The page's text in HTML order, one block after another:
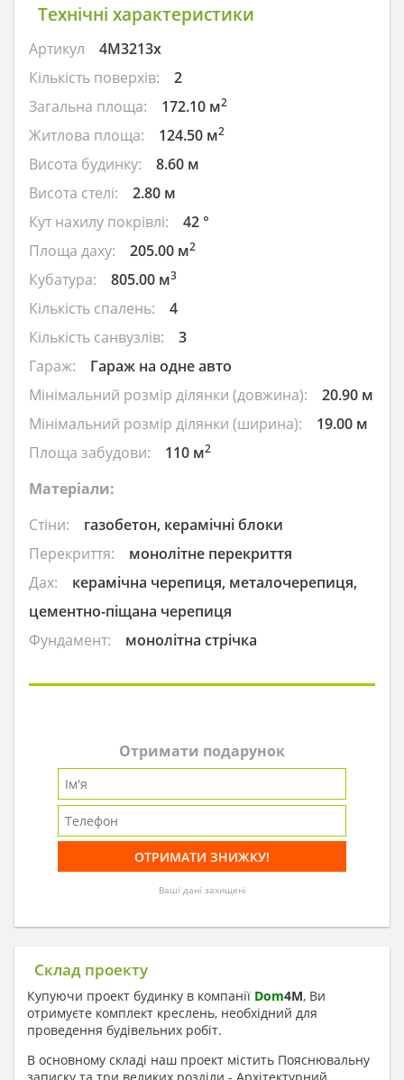
Технічні характеристики
Артикул
4M3213x
Кількість поверхів:
2
Загальна площа:
172.10 м2
Житлова площа: 124.50 м2
Висота будинку:
8.60 м
Висота стелі:
2.80 м
Кут нахилу покрівлі:
42 °
Площа даху:
205.00 м2
Кубатура: 805.00 м3
Кількість спалень:
4
Кількість санвузлів:
3
Гараж:
Гараж на одне авто
Мінімальний розмір ділянки (довжина):
20.90 м
Мінімальний розмір ділянки (ширина):
19.00 м
Площа забудови:
110 м2
Матеріали:
Стіни:
газобетон, керамічні блоки
Перекриття:
монолітне перекриття
Дах:
керамічна черепиця, металочерепиця,
цементно-піщана черепиця
Фундамент:
монолітна стрічка
Отримати подарунок
Ваші дані захищені
Склад проекту
Купуючи проект будинку в компанії Dom4M, Ви
отримуєте комплект креслень, необхідний для
проведення будівельних робіт.
В основному складі наш проект містить Пояснювальну